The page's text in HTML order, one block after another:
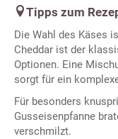
Tipps zum
Die Wahl des Käses
Cheddar ist der
Optionen. Eine
sorgt für ein
Für besonders
Gusseisenpfanne
verschmilzt.